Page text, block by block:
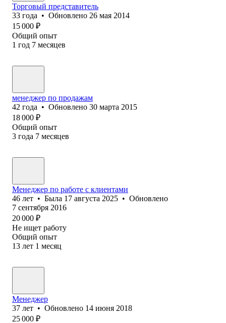
Торговый представитель
33 года • Обновлено 26 мая 2014
15 000 ₽
Общий опыт
1 год 7 месяцев
менеджер по продажам
42 года • Обновлено 30 марта 2015
18 000 ₽
Общий опыт
3 года 7 месяцев
Менеджер по работе с клиентами
46 лет • Была 17 августа 2025 • Обновлено
7 сентября 2016
20 000 ₽
Не ищет работу
Общий опыт
13 лет 1 месяц
Менеджер
37 лет • Обновлено 14 июня 2018
25 000 ₽